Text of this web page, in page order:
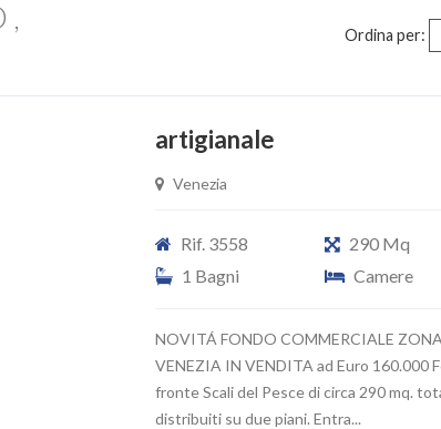
,
Ordina per:
artigianale
Venezia
Rif. 3558
290 Mq
1 Bagni
Camere
NOVITÁ FONDO COMMERCIALE ZONA
VENEZIA IN VENDITA ad Euro 160.000
fronte Scali del Pesce di circa 290 mq.
distribuiti su due piani. Entra...